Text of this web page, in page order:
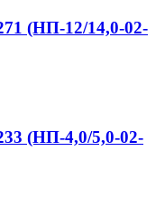
(НП-12/14,0-02-
(НП-4,0/5,0-02-